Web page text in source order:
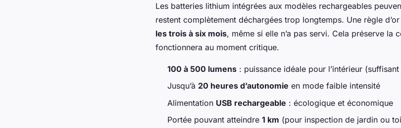
Les batteries lithium intégrées aux modèles rechargeables
restent complètement déchargées trop longtemps. Une règle d’or
les trois à six mois, même si elle n’a pas servi. Cela préserve la
fonctionnera au moment critique.
100 à 500 lumens : puissance idéale pour l’intérieur
Jusqu’à 20 heures d’autonomie en mode faible intensité
Alimentation USB rechargeable : écologique et économique
Portée pouvant atteindre 1 km (pour inspection de jardin ou